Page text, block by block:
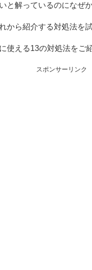
と解っているのになぜ
から紹介する対処法を
使える13の対処法をご
スポンサーリンク